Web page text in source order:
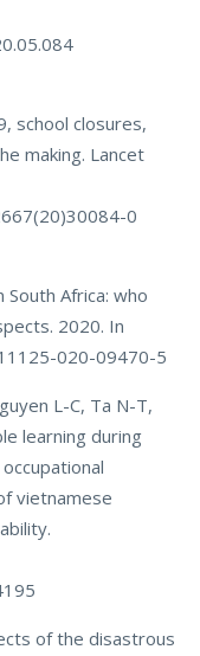
school closures,
making. Lancet
0
South Africa: who
2020. In
020-09470-5
L-C, Ta N-T,
learning during
vietnamese
of the disastrous